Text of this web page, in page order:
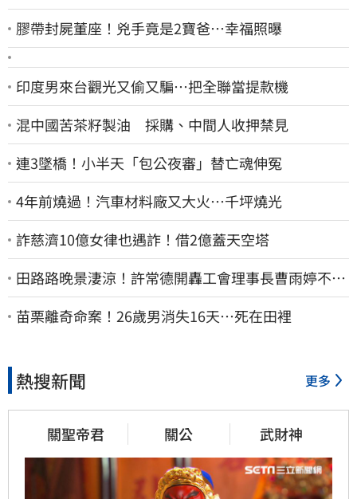
膠帶封屍董座！兇手竟是2寶爸…幸福照曝
印度男來台觀光又偷又騙…把全聯當提款機
混中國苦茶籽製油 採購、中間人收押禁見
連3墜橋！小半天「包公夜審」替亡魂伸冤
4年前燒過！汽車材料廠又大火…千坪燒光
詐慈濟10億女律也遇詐！借2億蓋天空塔
田路路晚景淒涼！許常德開轟工會理事長曹雨婷不忍
了：別只包紅包慰問
苗栗離奇命案！26歲男消失16天…死在田裡
熱搜新聞 更多
關聖帝君 關公 武財神